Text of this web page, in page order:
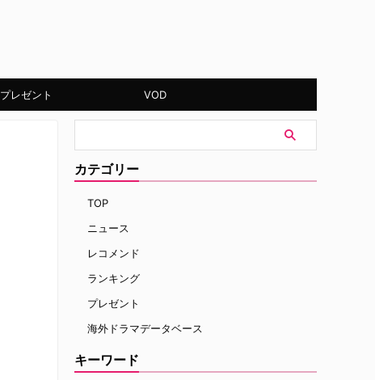
プレゼント VOD
カテゴリー
TOP
ニュース
レコメンド
ランキング
プレゼント
海外ドラマデータベース
キーワード